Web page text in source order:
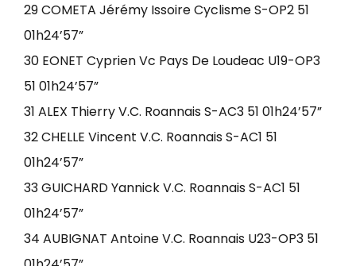
29 COMETA Jérémy Issoire Cyclisme S-OP2 51
01h24’57”
30 EONET Cyprien Vc Pays De Loudeac U19-OP3
51 01h24’57”
31 ALEX Thierry V.C. Roannais S-AC3 51 01h24’57”
32 CHELLE Vincent V.C. Roannais S-AC1 51
01h24’57”
33 GUICHARD Yannick V.C. Roannais S-AC1 51
01h24’57”
34 AUBIGNAT Antoine V.C. Roannais U23-OP3 51